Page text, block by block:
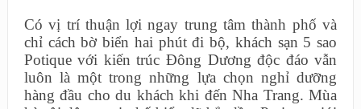
Có vị trí thuận lợi ngay trung tâm thành phố và
chỉ cách bờ biển hai phút đi bộ, khách sạn 5 sao
Potique với kiến trúc Đông Dương độc đáo vẫn
luôn là một trong những lựa chọn nghỉ dưỡng
hàng đầu cho du khách khi đến Nha Trang. Mùa